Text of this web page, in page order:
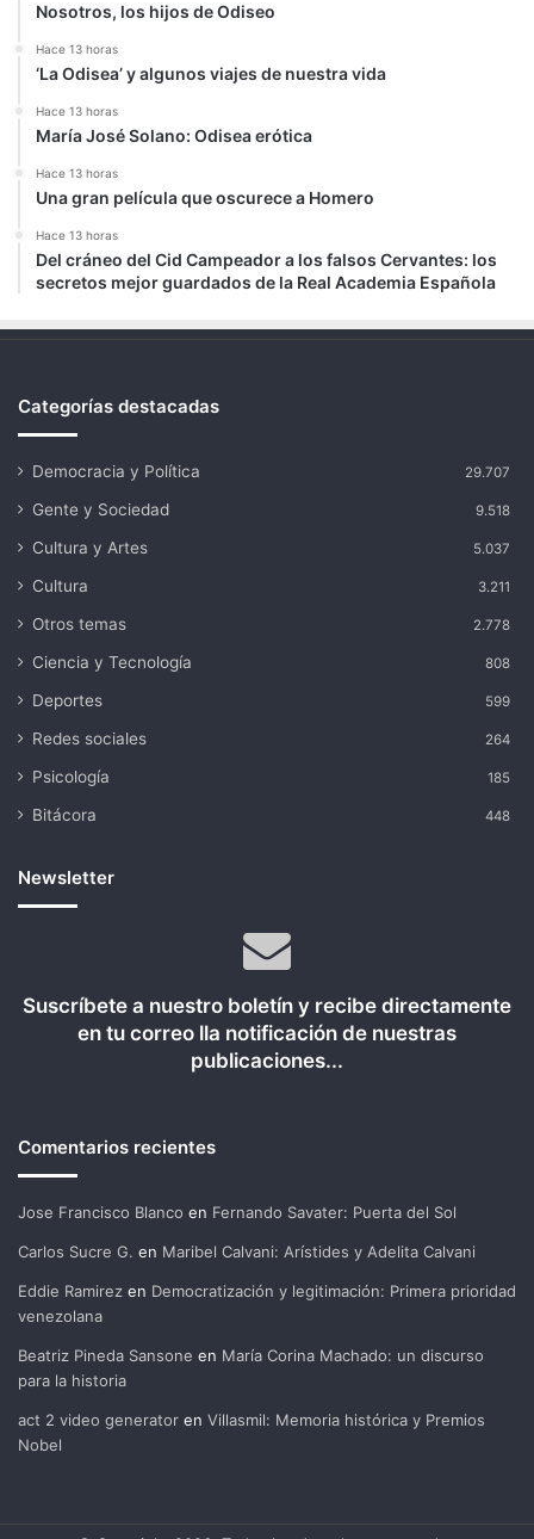
Nosotros, los hijos de Odiseo
Hace 13 horas
‘La Odisea’ y algunos viajes de nuestra vida
Hace 13 horas
María José Solano: Odisea erótica
Hace 13 horas
Una gran película que oscurece a Homero
Hace 13 horas
Del cráneo del Cid Campeador a los falsos Cervantes: los
secretos mejor guardados de la Real Academia Española
Categorías destacadas
Democracia y Política 29.707
Gente y Sociedad 9.518
Cultura y Artes 5.037
Cultura 3.211
Otros temas 2.778
Ciencia y Tecnología 808
Deportes 599
Redes sociales 264
Psicología 185
Bitácora 448
Newsletter
Suscríbete a nuestro boletín y recibe directamente
en tu correo lla notificación de nuestras
publicaciones...
Comentarios recientes
Jose Francisco Blanco en Fernando Savater: Puerta del Sol
Carlos Sucre G. en Maribel Calvani: Arístides y Adelita Calvani
Eddie Ramirez en Democratización y legitimación: Primera prioridad
venezolana
Beatriz Pineda Sansone en María Corina Machado: un discurso
para la historia
act 2 video generator en Villasmil: Memoria histórica y Premios
Nobel